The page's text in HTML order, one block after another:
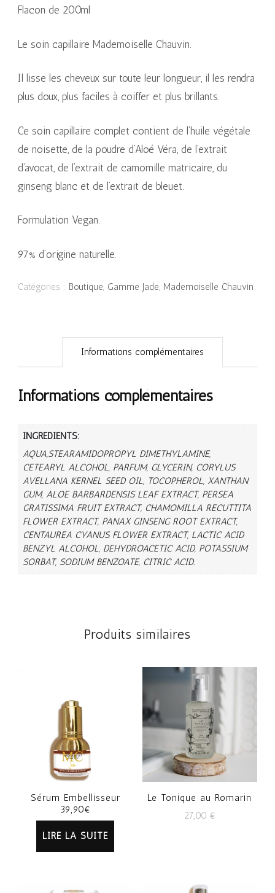
Flacon de 200ml
Le soin capillaire Mademoiselle Chauvin.
Il lisse les cheveux sur toute leur longueur, il les rendra
plus doux, plus faciles à coiffer et plus brillants.
Ce soin capillaire complet contient de l’huile végétale
de noisette, de la poudre d’Aloé Véra, de l’extrait
d’avocat, de l’extrait de camomille matricaire, du
ginseng blanc et de l’extrait de bleuet.
Formulation Vegan.
97% d’origine naturelle.
Catégories : Boutique, Gamme Jade, Mademoiselle Chauvin
Informations complémentaires
Informations complémentaires
INGREDIENTS:
AQUA,STEARAMIDOPROPYL DIMETHYLAMINE,
CETEARYL ALCOHOL, PARFUM, GLYCERIN, CORYLUS
AVELLANA KERNEL SEED OIL, TOCOPHEROL, XANTHAN
GUM, ALOE BARBARDENSIS LEAF EXTRACT, PERSEA
GRATISSIMA FRUIT EXTRACT, CHAMOMILLA RECUTTITA
FLOWER EXTRACT, PANAX GINSENG ROOT EXTRACT,
CENTAUREA CYANUS FLOWER EXTRACT, LACTIC ACID
BENZYL ALCOHOL, DEHYDROACETIC ACID, POTASSIUM
SORBAT, SODIUM BENZOATE, CITRIC ACID.
Produits similaires
Sérum Embellisseur
39,90€
LIRE LA SUITE
Le Tonique au Romarin
27,00 €